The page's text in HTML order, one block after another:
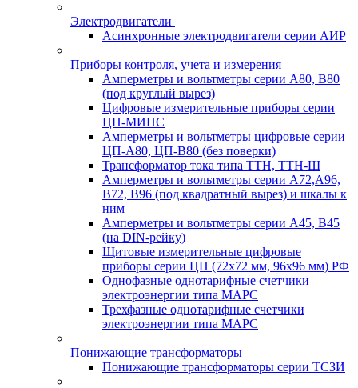
Электродвигатели
Асинхронные электродвигатели серии АИР
Приборы контроля, учета и измерения
Амперметры и вольтметры серии А80, В80
(под круглый вырез)
Цифровые измерительные приборы серии
ЦП-МИПС
Амперметры и вольтметры цифровые серии
ЦП-А80, ЦП-В80 (без поверки)
Трансформатор тока типа ТТН, ТТН-Ш
Амперметры и вольтметры серии А72,А96,
В72, В96 (под квадратный вырез) и шкалы к
ним
Амперметры и вольтметры серии А45, В45
(на DIN-рейку)
Щитовые измерительные цифровые
приборы серии ЦП (72х72 мм, 96х96 мм) РФ
Однофазные однотарифные счетчики
электроэнергии типа МАРС
Трехфазные однотарифные счетчики
электроэнергии типа МАРС
Понижающие трансформаторы
Понижающие трансформаторы серии ТСЗИ